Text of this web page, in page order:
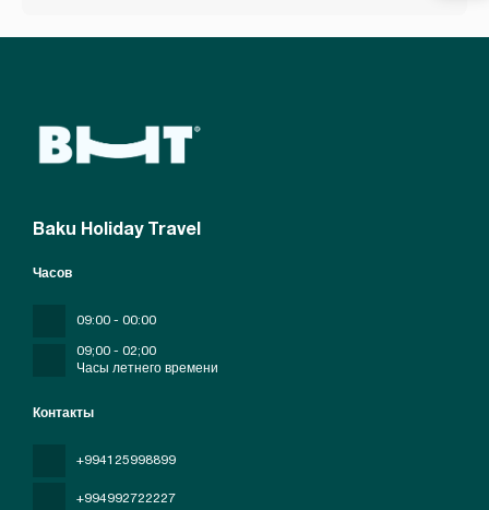
Baku Holiday Travel
Контакты
+994125998899
+994992722227
Часов
09:00 - 00:00
09;00 - 02;00
Часы летнего времени